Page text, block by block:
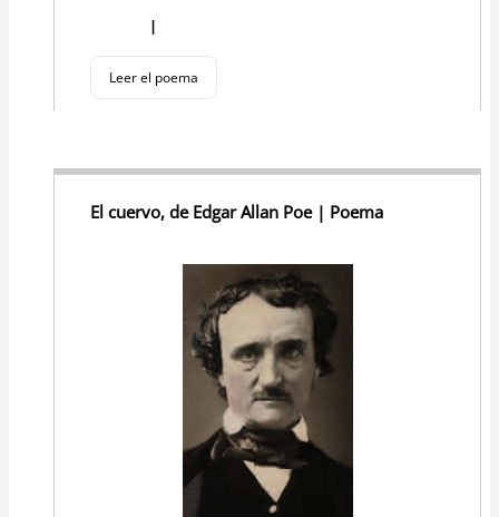
I
Leer el poema
El cuervo, de Edgar Allan Poe | Poema